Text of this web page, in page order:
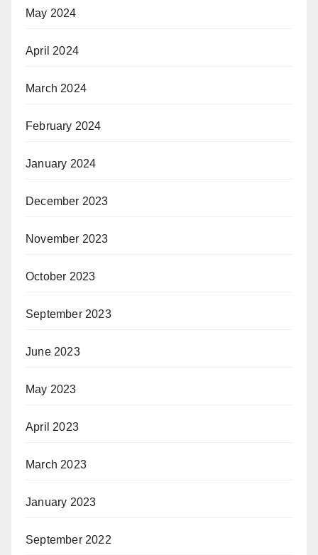
May 2024
April 2024
March 2024
February 2024
January 2024
December 2023
November 2023
October 2023
September 2023
June 2023
May 2023
April 2023
March 2023
January 2023
September 2022